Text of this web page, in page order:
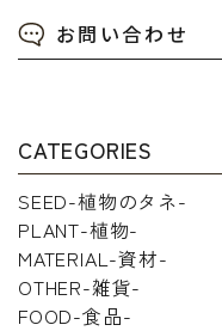
お問い合わせ
CATEGORIES
SEED-植物のタネ-
PLANT-植物-
MATERIAL-資材-
OTHER-雑貨-
FOOD-食品-